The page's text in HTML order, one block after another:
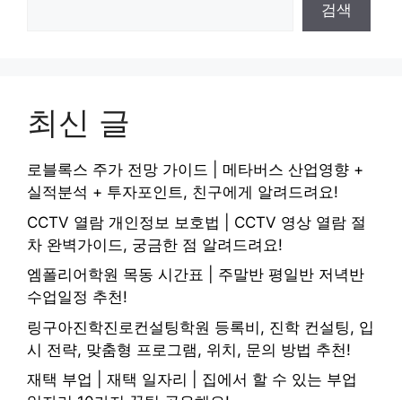
검색
최신 글
로블록스 주가 전망 가이드 | 메타버스 산업영향 +
실적분석 + 투자포인트, 친구에게 알려드려요!
CCTV 열람 개인정보 보호법 | CCTV 영상 열람 절
차 완벽가이드, 궁금한 점 알려드려요!
엠폴리어학원 목동 시간표 | 주말반 평일반 저녁반
수업일정 추천!
링구아진학진로컨설팅학원 등록비, 진학 컨설팅, 입
시 전략, 맞춤형 프로그램, 위치, 문의 방법 추천!
재택 부업 | 재택 일자리 | 집에서 할 수 있는 부업